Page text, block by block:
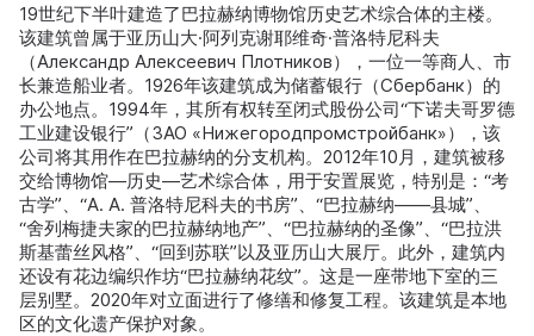
19世纪下半叶建造了巴拉赫纳博物馆历史艺术综合体的主楼。
该建筑曾属于亚历山大·阿列克谢耶维奇·普洛特尼科夫
（Александр Алексеевич Плотников），一位一等商人、市
长兼造船业者。1926年该建筑成为储蓄银行（Сбербанк）的
办公地点。1994年，其所有权转至闭式股份公司“下诺夫哥罗德
工业建设银行”（ЗАО «Нижегородпромстройбанк»），该
公司将其用作在巴拉赫纳的分支机构。2012年10月，建筑被移
交给博物馆—历史—艺术综合体，用于安置展览，特别是：“考
古学”、“A. A. 普洛特尼科夫的书房”、“巴拉赫纳——县城”、
“舍列梅捷夫家的巴拉赫纳地产”、“巴拉赫纳的圣像”、“巴拉洪
斯基蕾丝风格”、“回到苏联”以及亚历山大展厅。此外，建筑内
还设有花边编织作坊“巴拉赫纳花纹”。这是一座带地下室的三
层别墅。2020年对立面进行了修缮和修复工程。该建筑是本地
区的文化遗产保护对象。